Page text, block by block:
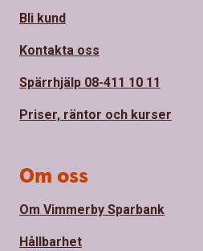
Bli kund
Kontakta oss
Spärrhjälp 08-411 10 11
Priser, räntor och kurser
Om oss
Om Vimmerby Sparbank
Hållbarhet